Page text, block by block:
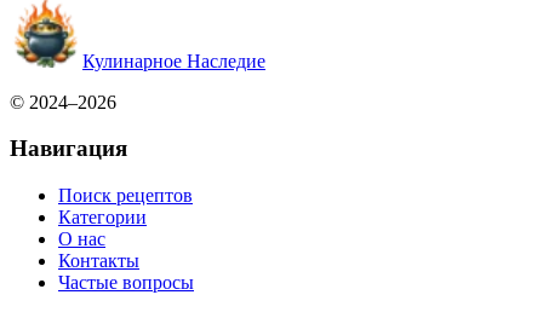
Кулинарное Наследие
© 2024–2026
Навигация
Поиск рецептов
Категории
О нас
Контакты
Частые вопросы